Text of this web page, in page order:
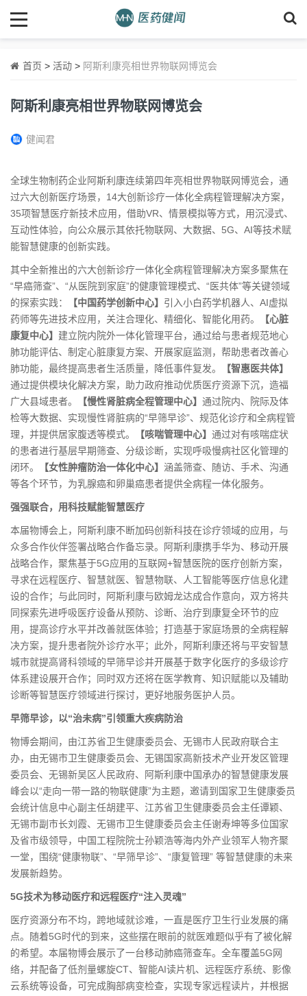
首页 > 活动 > 阿斯利康亮相世界物联网博览会
阿斯利康亮相世界物联网博览会
健闻君
全球生物制药企业阿斯利康连续第四年亮相世界物联网博览会，通
过六大创新医疗场景，14大创新诊疗一体化全病程管理解决方案，
35项智慧医疗新技术应用，借助VR、情景模拟等方式，用沉浸式、
互动性体验，向公众展示其依托物联网、大数据、5G、AI等技术赋
能智慧健康的创新实践。
其中全新推出的六大创新诊疗一体化全病程管理解决方案多聚焦在
“早癌筛查”、“从医院到家庭”的健康管理模式、“医共体”等关键领域
的探索实践：
【中国药学创新中心】 引入小白药学机器人、AI虚拟
药师等先进技术应用，关注合理化、精细化、智能化用药。
【心脏
康复中心】 建立院内院外一体化管理平台，通过给与患者规范地心
肺功能评估、制定心脏康复方案、开展家庭监测，帮助患者改善心
肺功能，最终提高患者生活质量，降低事件复发。
【智惠医共体】
通过提供模块化解决方案，助力政府推动优质医疗资源下沉，造福
广大县域患者。
【慢性肾脏病全程管理中心】 通过院内、院际及体
检等大数据、实现慢性肾脏病的“早筛早诊”、规范化诊疗和全病程管
理，并提供居家腹透等模式。
【咳喘管理中心】 通过对有咳喘症状
的患者进行基层早期筛查、分级诊断，实现呼吸慢病社区化管理的
闭环。
【女性肿瘤防治一体化中心】 涵盖筛查、随访、手术、沟通
等各个环节，为乳腺癌和卵巢癌患者提供全病程一体化服务。
强强联合，用科技赋能智慧医疗
本届物博会上，阿斯利康不断加码创新科技在诊疗领域的应用，与
众多合作伙伴签署战略合作备忘录。阿斯利康携手华为、移动开展
战略合作，聚焦基于5G应用的互联网+智慧医院的医疗创新方案，
寻求在远程医疗、智慧就医、智慧物联、人工智能等医疗信息化建
设的合作；与此同时，阿斯利康与欧姆龙达成合作意向，双方将共
同探索先进呼吸医疗设备从预防、诊断、治疗到康复全环节的应
用，提高诊疗水平并改善就医体验；打造基于家庭场景的全病程解
决方案，提升患者院外诊疗水平；此外，阿斯利康还将与平安智慧
城市就提高肾科领域的早筛早诊并开展基于数字化医疗的多级诊疗
体系建设展开合作；同时双方还将在医学教育、知识赋能以及辅助
诊断等智慧医疗领域进行探讨，更好地服务医护人员。
早筛早诊，以“治未病”引领重大疾病防治
物博会期间，由江苏省卫生健康委员会、无锡市人民政府联合主
办，由无锡市卫生健康委员会、无锡国家高新技术产业开发区管理
委员会、无锡新吴区人民政府、阿斯利康中国承办的智慧健康发展
峰会以“走向一带一路的物联健康”为主题，邀请到国家卫生健康委员
会统计信息中心副主任胡建平、江苏省卫生健康委员会主任谭颖、
无锡市副市长刘霞、无锡市卫生健康委员会主任谢寿坤等多位国家
及省市级领导，中国工程院院士孙颖浩等海内外产业领军人物齐聚
一堂，围绕“健康物联”、“早筛早诊”、“康复管理” 等智慧健康的未来
发展新趋势。
5G技术为移动医疗和远程医疗“注入灵魂”
医疗资源分布不均，跨地域就诊难，一直是医疗卫生行业发展的痛
点。随着5G时代的到来，这些摆在眼前的就医难题似乎有了被化解
的希望。本届物博会展示了一台移动肺癌筛查车。全车覆盖5G网
络，并配备了低剂量螺旋CT、智能AI读片机、远程医疗系统、影像
云系统等设备，可完成胸部病变检查，实现专家远程读片，并根据